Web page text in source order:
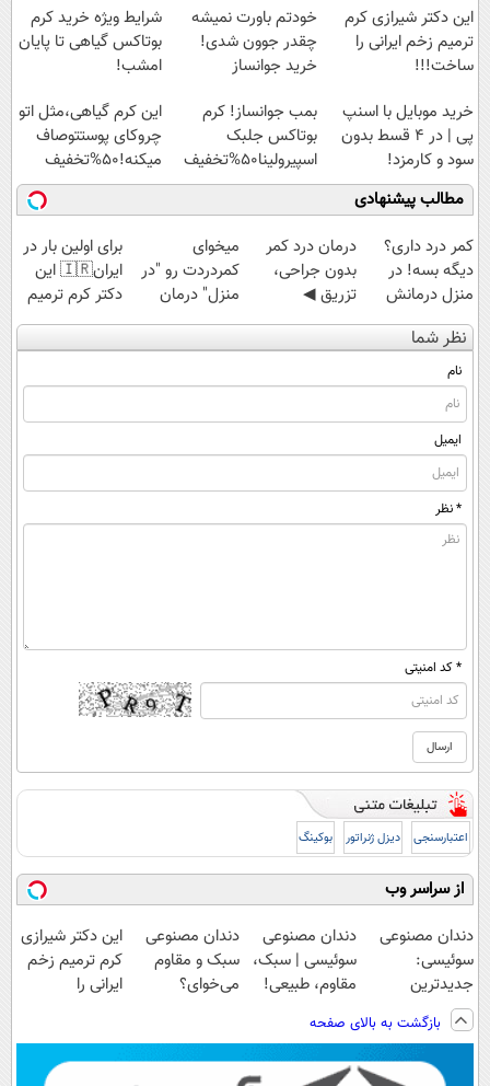
این دکتر شیرازی کرم
ترمیم زخم ایرانی را
ساخت!!!
خودتم باورت نمیشه
چقدر جوون شدی!
خرید جوانساز
ویژه
شرایط ویژه خرید کرم
بوتاکس گیاهی تا پایان
امشب!
خرید موبایل با اسنپ
پی | در ۴ قسط بدون
سود و کارمزد!
بمب جوانساز! کرم
بوتاکس جلبک
اسپیرولینا50%تخفیف
این کرم گیاهی،مثل اتو
چروکای پوستتوصاف
میکنه!50%تخفیف
مطالب پیشنهادی
کمر درد داری؟
دیگه بسه! در
منزل درمانش
کن
(◀پرسش‌نامه)
درمان درد کمر
بدون جراحی،
تزریق ◀
پرسش‌نامه رو پر
کن ▶
میخوای
کمردردت رو "در
منزل" درمان
کنی؟ (◂فیلم +
◂پرسش‌نامه)
برای اولین بار در
ایران🇮🇷 این
دکتر کرم ترمیم
کننده 23 روزه
ساخت!
نظر شما
نام
ایمیل
* نظر
* کد امنیتی
اعتبارسنجی دیزل ژنراتور بوکینگ
از سراسر وب
دندان مصنوعی
سوئیسی:
جدیدترین
فناوری اروپا،
سبک و مقاوم |
پرداخت قسطی
دندان مصنوعی
سوئیسی | سبک،
مقاوم، طبیعی!
رایگان+پرداخت
اقساطی😍
دندان مصنوعی
سبک و مقاوم
می‌خوای؟
📍تهران
این دکتر شیرازی
کرم ترمیم زخم
ایرانی را
بازگشت به بالای صفحه